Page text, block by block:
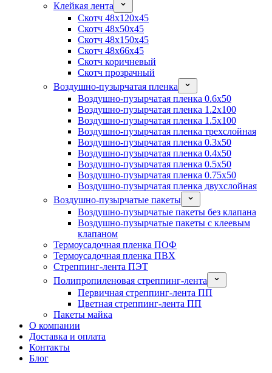
Клейкая лента
Скотч 48x120x45
Скотч 48x50x45
Скотч 48x150x45
Скотч 48x66x45
Скотч коричневый
Скотч прозрачный
Воздушно-пузырчатая пленка
Воздушно-пузырчатая пленка 0.6x50
Воздушно-пузырчатая пленка 1.2x100
Воздушно-пузырчатая пленка 1.5x100
Воздушно-пузырчатая пленка трехслойная
Воздушно-пузырчатая пленка 0.3x50
Воздушно-пузырчатая пленка 0.4x50
Воздушно-пузырчатая пленка 0.5x50
Воздушно-пузырчатая пленка 0.75x50
Воздушно-пузырчатая пленка двухслойная
Воздушно-пузырчатые пакеты
Воздушно-пузырчатые пакеты без клапана
Воздушно-пузырчатые пакеты с клеевым
клапаном
Термоусадочная пленка ПОФ
Термоусадочная пленка ПВХ
Стреппинг-лента ПЭТ
Полипропиленовая стреппинг-лента
Первичная стреппинг-лента ПП
Цветная стреппинг-лента ПП
Пакеты майка
О компании
Доставка и оплата
Контакты
Блог